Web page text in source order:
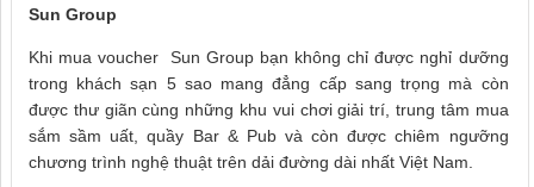
Sun Group
Khi mua voucher Sun Group bạn không chỉ được nghỉ dưỡng
trong khách sạn 5 sao mang đẳng cấp sang trọng mà còn
được thư giãn cùng những khu vui chơi giải trí, trung tâm mua
sắm sầm uất, quầy Bar & Pub và còn được chiêm ngưỡng
chương trình nghệ thuật trên dải đường dài nhất Việt Nam.